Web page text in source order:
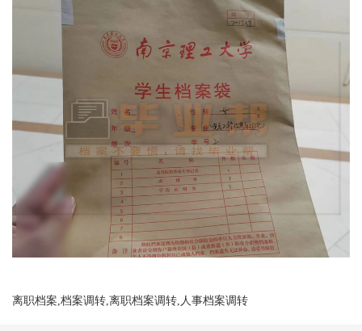
离职档案,档案调转,离职档案调转,人事档案调转